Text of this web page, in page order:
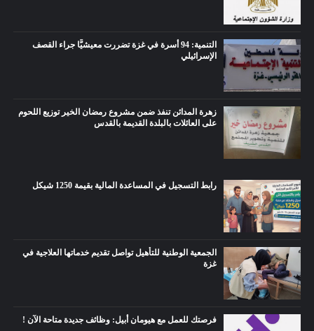
التنمية: 94 أسرة في غزة تضررت معيشيًّا جراء القصف
الإسرائيلي
زهرة المدائن تنفذ ضمن مشروع رمضان الخير توزيع اللحوم
على العائلات بالبلدة القديمة بالقدس
رابط التسجيل في المساعدة المالية بقيمة 1250 شيكل
الجمعية الوطنية للتأهيل تواصل تقديم خدماتها العلاجية في
غزة
فرصتك للعمل مع هيومان أبيل: وظائف جديدة متاحة الآن !